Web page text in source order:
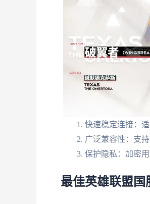
快速稳定连接：
广泛兼容性：支
保护隐私：加密
最佳英雄联盟国